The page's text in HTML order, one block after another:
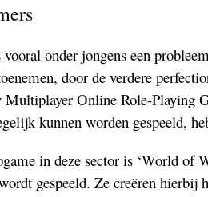
onder jongens een
door de verdere
Online Role-Playing
kunnen worden gespeeld,
in deze sector is ‘World of
gespeeld. Ze creëren hierbij